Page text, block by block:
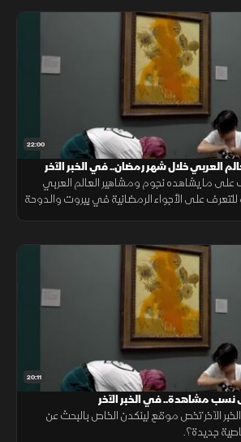
22:00
العربي خلال شهر رمضان.. في الخبر الآخر
ما يشاهده نجوم ومشاهير العالم العربي
على الأجواء الرمضانية في بيروت والدوحة
20:11
الخبر الآخر تخص موقع لينكدن الخاص بالبحث عن
جديدة؟.